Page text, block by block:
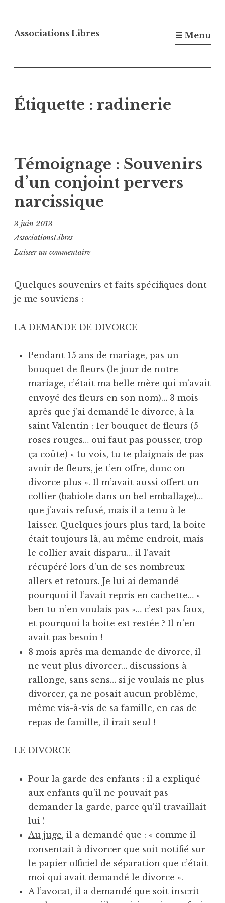
au
Associations Libres ☰ Menu
Étiquette : radinerie
Témoignage : Souvenirs
d’un conjoint pervers
narcissique
3 juin 2013
AssociationsLibres
Laisser un commentaire
Quelques souvenirs et faits spécifiques dont
je me souviens :
LA DEMANDE DE DIVORCE
Pendant 15 ans de mariage, pas un
bouquet de fleurs (le jour de notre
mariage, c’était ma belle mère qui m’avait
envoyé des fleurs en son nom)… 3 mois
après que j’ai demandé le divorce, à la
saint Valentin : 1er bouquet de fleurs (5
roses rouges… oui faut pas pousser, trop
ça coûte) « tu vois, tu te plaignais de pas
avoir de fleurs, je t’en offre, donc on
divorce plus ». Il m’avait aussi offert un
collier (babiole dans un bel emballage)…
que j’avais refusé, mais il a tenu à le
laisser. Quelques jours plus tard, la boite
était toujours là, au même endroit, mais
le collier avait disparu… il l’avait
récupéré lors d’un de ses nombreux
allers et retours. Je lui ai demandé
pourquoi il l’avait repris en cachette… «
ben tu n’en voulais pas »… c’est pas faux,
et pourquoi la boite est restée ? Il n’en
avait pas besoin !
8 mois après ma demande de divorce, il
ne veut plus divorcer… discussions à
rallonge, sans sens… si je voulais ne plus
divorcer, ça ne posait aucun problème,
même vis-à-vis de sa famille, en cas de
repas de famille, il irait seul !
LE DIVORCE
Pour la garde des enfants : il a expliqué
aux enfants qu’il ne pouvait pas
demander la garde, parce qu’il travaillait
lui !
Au juge, il a demandé que : « comme il
consentait à divorcer que soit notifié sur
le papier officiel de séparation que c’était
moi qui avait demandé le divorce ».
A l’avocat, il a demandé que soit inscrit